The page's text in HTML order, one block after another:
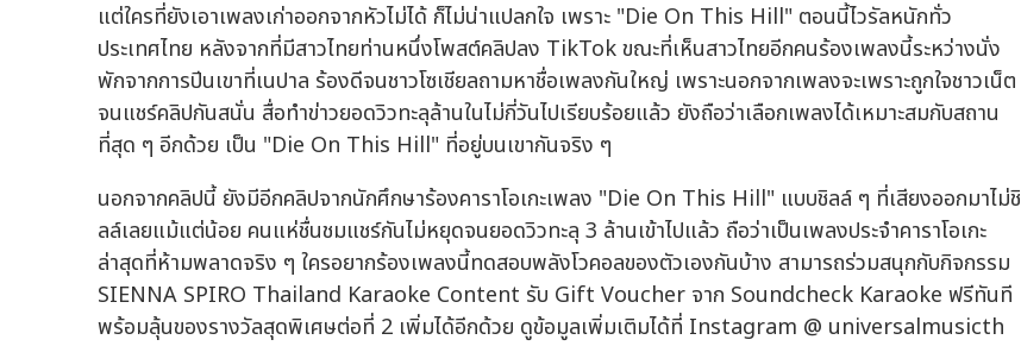
แต่ใครที่ยังเอาเพลงเก่าออกจากหัวไม่ได้ ก็ไม่น่าแปลกใจ เพราะ "Die On This Hill" ตอนนี้ไวรัลหนักทั่ว
ประเทศไทย หลังจากที่มีสาวไทยท่านหนึ่งโพสต์คลิปลง TikTok ขณะที่เห็นสาวไทยอีกคนร้องเพลงนี้ระหว่างนั่ง
พักจากการปีนเขาที่เนปาล ร้องดีจนชาวโซเชียลถามหาชื่อเพลงกันใหญ่ เพราะนอกจากเพลงจะเพราะถูกใจชาวเน็ต
จนแชร์คลิปกันสนั่น สื่อทำข่าวยอดวิวทะลุล้านในไม่กี่วันไปเรียบร้อยแล้ว ยังถือว่าเลือกเพลงได้เหมาะสมกับสถาน
ที่สุด ๆ อีกด้วย เป็น "Die On This Hill" ที่อยู่บนเขากันจริง ๆ
นอกจากคลิปนี้ ยังมีอีกคลิปจากนักศึกษาร้องคาราโอเกะเพลง "Die On This Hill" แบบชิลล์ ๆ ที่เสียงออกมาไม่ชิ
ลล์เลยแม้แต่น้อย คนแห่ชื่นชมแชร์กันไม่หยุดจนยอดวิวทะลุ 3 ล้านเข้าไปแล้ว ถือว่าเป็นเพลงประจำคาราโอเกะ
ล่าสุดที่ห้ามพลาดจริง ๆ ใครอยากร้องเพลงนี้ทดสอบพลังโวคอลของตัวเองกันบ้าง สามารถร่วมสนุกกับกิจกรรม
SIENNA SPIRO Thailand Karaoke Content รับ Gift Voucher จาก Soundcheck Karaoke ฟรีทันที
พร้อมลุ้นของรางวัลสุดพิเศษต่อที่ 2 เพิ่มได้อีกด้วย ดูข้อมูลเพิ่มเติมได้ที่ Instagram @ universalmusicth